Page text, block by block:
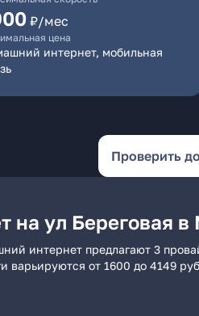
₽/мес
цена
интернет, мобильная
Проверить
на ул Береговая в
интернет предлагают 3
варьируются от 1600 до 4149